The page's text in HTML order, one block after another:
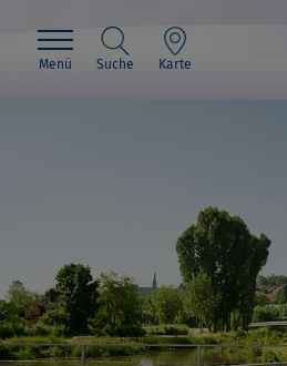
Menü Suche Karte